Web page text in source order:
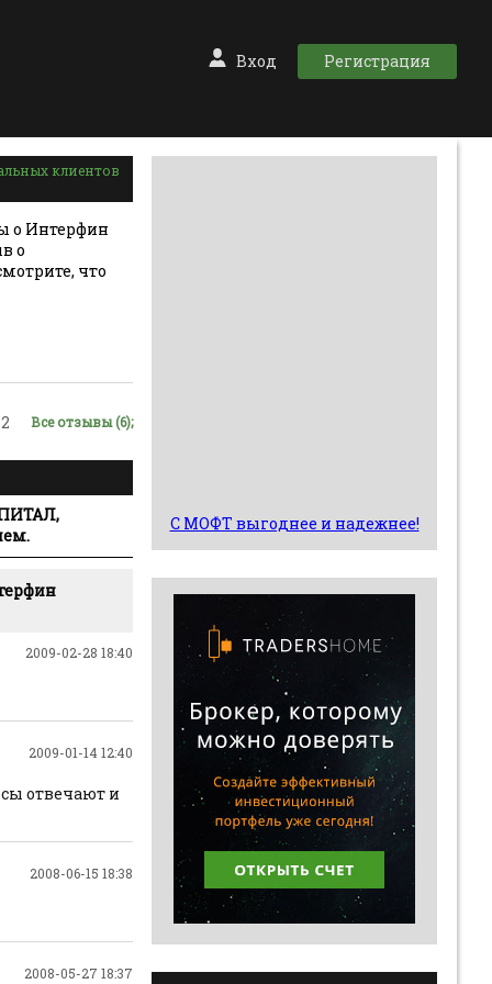
Вход Регистрация
клиентов
о Интерфин
о
что
2 Все отзывы (6);
2009-02-28 18:40
2009-01-14 12:40
отвечают и
2008-06-15 18:38
2008-05-27 18:37
С МОФТ выгоднее и надежнее!